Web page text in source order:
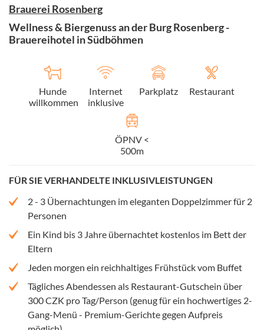
Brauerei Rosenberg
Wellness & Biergenuss an der Burg Rosenberg -
Brauereihotel in Südböhmen
Hunde
willkommen
Internet
inklusive
Parkplatz Restaurant
ÖPNV <
500m
FÜR SIE VERHANDELTE INKLUSIVLEISTUNGEN
2 - 3 Übernachtungen im eleganten Doppelzimmer für 2
Personen
Ein Kind bis 3 Jahre übernachtet kostenlos im Bett der
Eltern
Jeden morgen ein reichhaltiges Frühstück vom Buffet
Tägliches Abendessen als Restaurant-Gutschein über
300 CZK pro Tag/Person (genug für ein hochwertiges 2-
Gang-Menü - Premium-Gerichte gegen Aufpreis